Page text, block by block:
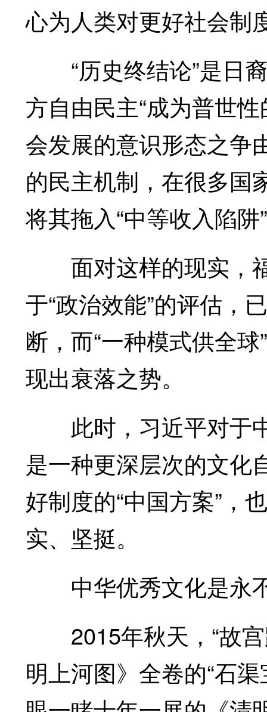
心为人类对更好社会制
“历史终结论”是日裔
方自由民主“成为普世
会发展的意识形态之争
的民主机制，在很多国
将其拖入“中等收入陷阱
面对这样的现实，
于“政治效能”的评估，
断，而“一种模式供全
现出衰落之势。
此时，习近平对于
是一种更深层次的文化
好制度的“中国方案”，
实、坚挺。
中华优秀文化是永不
2015年秋天，“故宫
明上河图》全卷的“石